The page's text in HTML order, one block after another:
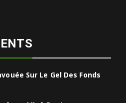
Sur Le Gel Des Fonds